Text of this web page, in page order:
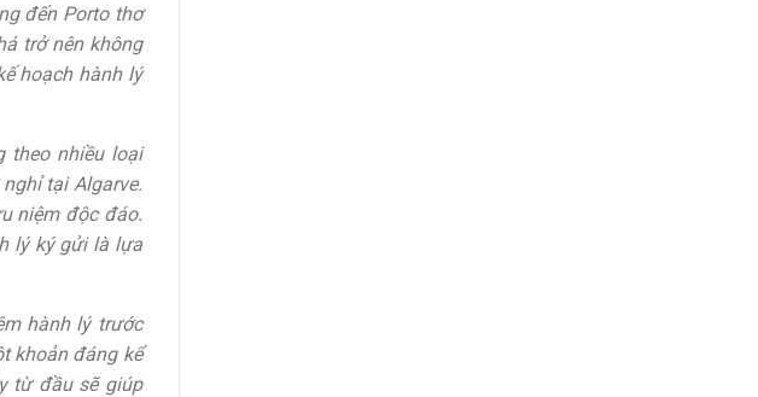
đến Porto thơ
trở nên không
hoạch hành lý
theo nhiều loại
tại Algarve.
niệm độc đáo.
lý ký gửi là lựa
hành lý trước
khoản đáng kể
từ đầu sẽ giúp